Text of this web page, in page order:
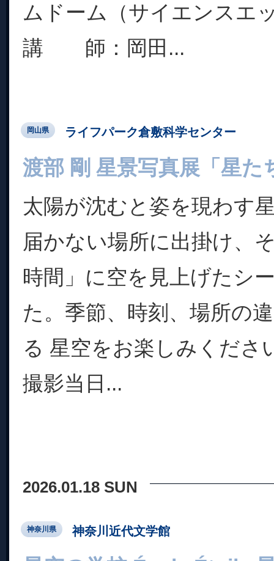
ムドーム（サイエンスエ
講 師：岡田...
岡山県 ライフパーク倉敷科学センター
渡部 剛 星景写真展「星た
太陽が沈むと姿を現わす
届かない場所に出掛け、
時間」に空を見上げたシ
た。季節、時刻、場所の
る 星空をお楽しみくださ
撮影当日...
2026.01.18 SUN
神奈川県 神奈川近代文学館